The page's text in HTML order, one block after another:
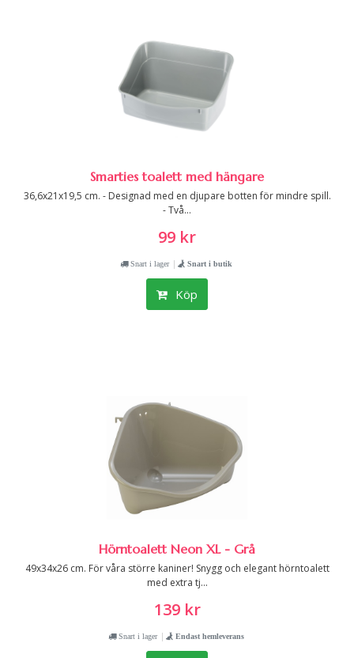
Smarties toalett med hängare
36,6x21x19,5 cm. - Designad med en djupare botten för mindre spill.
- Två...
99 kr
Snart i lager | Snart i butik
Köp
Hörntoalett Neon XL - Grå
49x34x26 cm. För våra större kaniner! Snygg och elegant hörntoalett
med extra tj...
139 kr
Snart i lager | Endast hemleverans